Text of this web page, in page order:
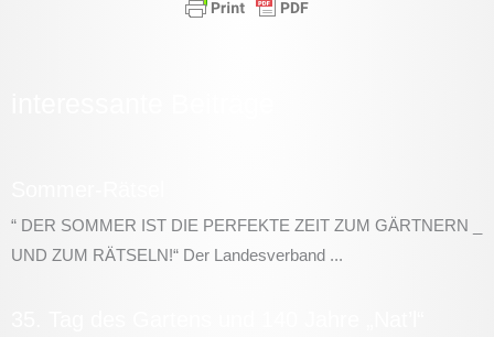
“ DER SOMMER IST DIE PERFEKTE ZEIT ZUM GÄRTNERN _
UND ZUM RÄTSELN!“ Der Landesverband ...